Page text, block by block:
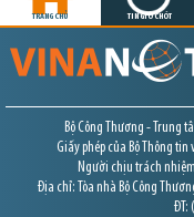
TRANG CHỦ TIN GIỜ CHÓT
Bộ Công Thương - Trung
Giấy phép của Bộ Thông tin
Người chịu trách
Địa chỉ: Tòa nhà Bộ Công
ĐT: